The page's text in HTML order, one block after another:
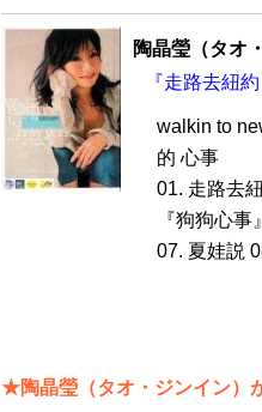
陶晶瑩（タオ
『走路去紐
walkin to
的 心事
01. 走路去
『狗狗心
07. 夏娃説
★陶晶瑩（タオ・ジンイン）